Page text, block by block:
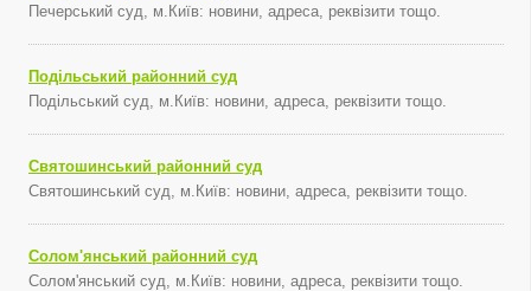
Печерський суд, м.Київ: новини, адреса, реквізити тощо.
Подільський районний суд
Подільський суд, м.Київ: новини, адреса, реквізити тощо.
Святошинський районний суд
Святошинський суд, м.Київ: новини, адреса, реквізити тощо.
Солом'янський районний суд
Солом'янський суд, м.Київ: новини, адреса, реквізити тощо.